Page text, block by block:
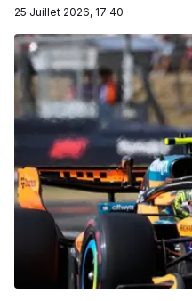
25 Juillet 2026, 17:40